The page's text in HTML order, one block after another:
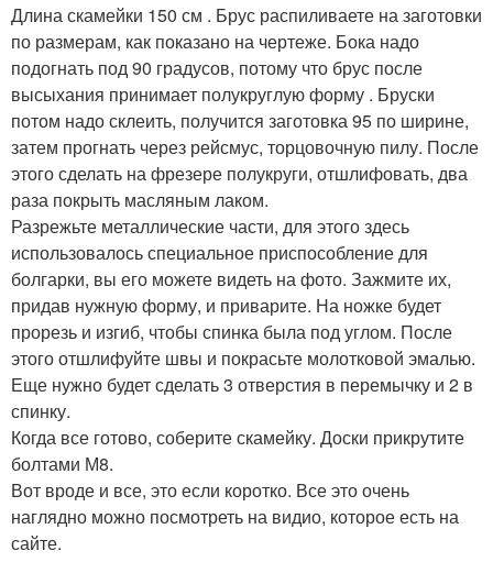
Длина скамейки 150 см . Брус распиливаете на заготовки
по размерам, как показано на чертеже. Бока надо
подогнать под 90 градусов, потому что брус после
высыхания принимает полукруглую форму . Бруски
потом надо склеить, получится заготовка 95 по ширине,
затем прогнать через рейсмус, торцовочную пилу. После
этого сделать на фрезере полукруги, отшлифовать, два
раза покрыть масляным лаком.
Разрежьте металлические части, для этого здесь
использовалось специальное приспособление для
болгарки, вы его можете видеть на фото. Зажмите их,
придав нужную форму, и приварите. На ножке будет
прорезь и изгиб, чтобы спинка была под углом. После
этого отшлифуйте швы и покрасьте молотковой эмалью.
Еще нужно будет сделать 3 отверстия в перемычку и 2 в
спинку.
Когда все готово, соберите скамейку. Доски прикрутите
болтами М8.
Вот вроде и все, это если коротко. Все это очень
наглядно можно посмотреть на видио, которое есть на
сайте.